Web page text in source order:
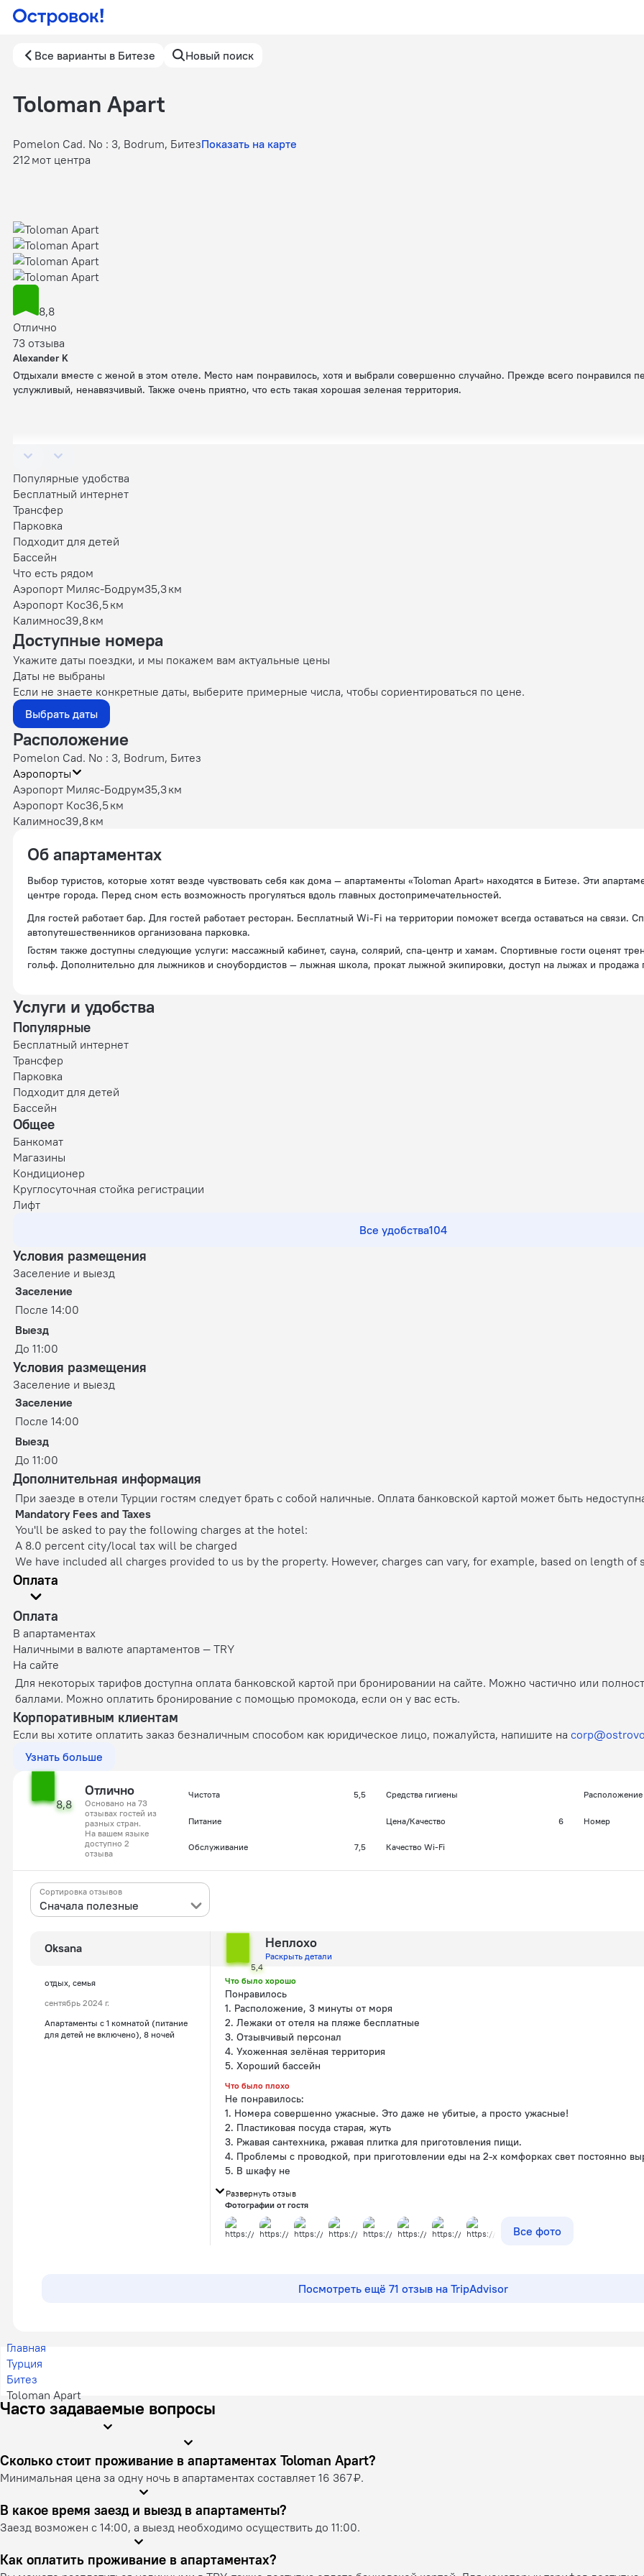
Все варианты в Битезе Новый поиск
Toloman Apart
Pomelon Cad. No : 3, Bodrum, БитезПоказать на карте
212 мот центра
8,8
Отлично
73 отзыва
Alexander K
Отдыхали вместе с женой в этом отеле. Место нам понравилось, хотя и выбрали совершенно случайно. Прежде всего понравился
услужливый, ненавязчивый. Также очень приятно, что есть такая хорошая зеленая территория.
Популярные удобства
Бесплатный интернет
Трансфер
Парковка
Подходит для детей
Бассейн
Что есть рядом
Аэропорт Миляс-Бодрум35,3 км
Аэропорт Кос36,5 км
Калимнос39,8 км
Доступные номера
Укажите даты поездки, и мы покажем вам актуальные цены
Даты не выбраны
Если не знаете конкретные даты, выберите примерные числа, чтобы сориентироваться по цене.
Выбрать даты
Расположение
Pomelon Cad. No : 3, Bodrum, Битез
Аэропорты
Аэропорт Миляс-Бодрум35,3 км
Аэропорт Кос36,5 км
Калимнос39,8 км
Об апартаментах
Выбор туристов, которые хотят везде чувствовать себя как дома — апартаменты «Toloman Apart» находятся в Битезе. Эти
центре города. Перед сном есть возможность прогуляться вдоль главных достопримечательностей.
Для гостей работает бар. Для гостей работает ресторан. Бесплатный Wi-Fi на территории поможет всегда оставаться на связи.
автопутешественников организована парковка.
Гостям также доступны следующие услуги: массажный кабинет, сауна, солярий, спа-центр и хамам. Спортивные гости оценят
гольф. Дополнительно для лыжников и сноубордистов — лыжная школа, прокат лыжной экипировки, доступ на лыжах и
экскурсионное бюро апартаментов. Доступная среда: работает лифт. Гостям доступны и другие услуги. Например, прачечная,
индивидуальная регистрация заезда и отъезда, пресса, прокат автомобилей и сейф.
Персонал апартаментов говорит на английском.
Услуги и удобства
Популярные
Бесплатный интернет
Трансфер
Парковка
Подходит для детей
Бассейн
Общее
Банкомат
Магазины
Кондиционер
Круглосуточная стойка регистрации
Лифт
Все удобства104
Условия размещения
Заселение и выезд
Заселение
После 14:00
Выезд
До 11:00
Условия размещения
Заселение и выезд
Заселение
После 14:00
Выезд
До 11:00
Дополнительная информация
При заезде в отели Турции гостям следует брать с собой наличные. Оплата банковской картой может быть
Mandatory Fees and Taxes
You'll be asked to pay the following charges at the hotel:
A 8.0 percent city/local tax will be charged
We have included all charges provided to us by the property. However, charges can vary, for example, based on length of
Оплата
Оплата
В апартаментах
Наличными в валюте апартаментов — TRY
На сайте
Для некоторых тарифов доступна оплата банковской картой при бронировании на сайте. Можно частично или
баллами. Можно оплатить бронирование с помощью промокода, если он у вас есть.
Корпоративным клиентам
Если вы хотите оплатить заказ безналичным способом как юридическое лицо, пожалуйста, напишите на
Узнать больше
8,8
Отлично
Основано на 73
отзывах гостей из
разных стран.
На вашем языке
доступно 2
отзыва
Чистота 5,5 Средства гигиены Расположение
Питание Цена/Качество 6 Номер
Обслуживание 7,5 Качество Wi-Fi
Сортировка отзывов
Сначала полезные
Oksana
отдых, семья
сентябрь 2024 г.
Апартаменты c 1 комнатой (питание
для детей не включено), 8 ночей
5,4
Неплохо
Раскрыть детали
Что было хорошо
Понравилось
1. Расположение, 3 минуты от моря
2. Лежаки от отеля на пляже бесплатные
3. Отзывчивый персонал
4. Ухоженная зелёная территория
5. Хороший бассейн
Что было плохо
Не понравилось:
1. Номера совершенно ужасные. Это даже не убитые, а просто ужасные!
2. Пластиковая посуда старая, жуть
3. Ржавая сантехника, ржавая плитка для приготовления пищи.
4. Проблемы с проводкой, при приготовлении еды на 2-х комфорках свет постоянно
5. В шкафу не
Развернуть отзыв
Фотографии от гостя
Все фото
Посмотреть ещё 71 отзыв на TripAdvisor
Главная
Турция
Битез
Toloman Apart
Часто задаваемые вопросы
Сколько стоит проживание в апартаментах Toloman Apart?
Минимальная цена за одну ночь в апартаментах составляет 16 367 ₽.
В какое время заезд и выезд в апартаменты?
Заезд возможен с 14:00, а выезд необходимо осуществить до 11:00.
Как оплатить проживание в апартаментах?